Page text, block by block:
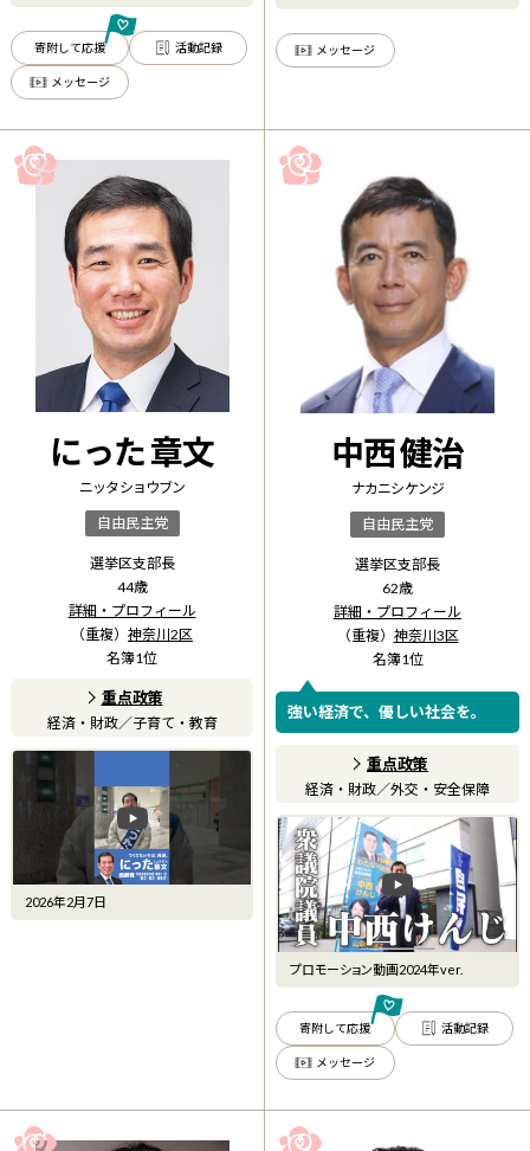
質疑！！
寄附して応援 活動記録
メッセージ
主党 衆議院 神奈川第
メッセージ
にった 章文
ニッタ ショウブン
自由民主党
選挙区支部長
44歳
詳細・プロフィール
（重複） 神奈川2区
名簿1位
重点政策
経済・財政／子育て・教育
2026年2月7日
中西 健治
ナカニシ ケンジ
自由民主党
選挙区支部長
62歳
詳細・プロフィール
（重複） 神奈川3区
名簿1位
強い経済で、優しい社会を。
重点政策
経済・財政／外交・安全保障
プロモーション動画2024年ver.
寄附して応援 活動記録
メッセージ